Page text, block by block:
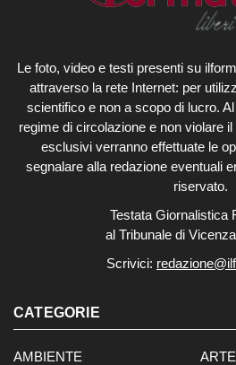
Le foto, video e testi presenti su
attraverso la rete Internet: per
scientifico e non a scopo di lucro.
regime di circolazione e non violare
esclusivi verranno effettuate le
segnalare alla redazione eventuali
riservato.
Testata Giornalistica
al Tribunale di
Scrivici:
CATEGORIE
AMBIENTE
ARTE